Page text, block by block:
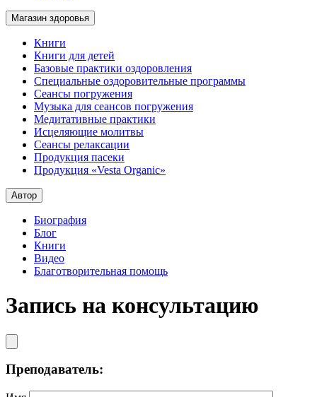
Магазин здоровья
Книги
Книги для детей
Базовые практики оздоровления
Специальные оздоровительные программы
Сеансы погружения
Музыка для сеансов погружения
Медитативные практики
Исцеляющие молитвы
Сеансы релаксации
Продукция пасеки
Продукция «Vesta Organic»
Автор
Биография
Блог
Книги
Видео
Благотворительная помощь
Запись на консультацию
Преподаватель: